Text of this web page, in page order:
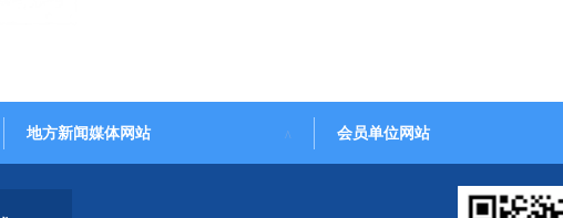
地方新闻媒体网站 会员单位网站